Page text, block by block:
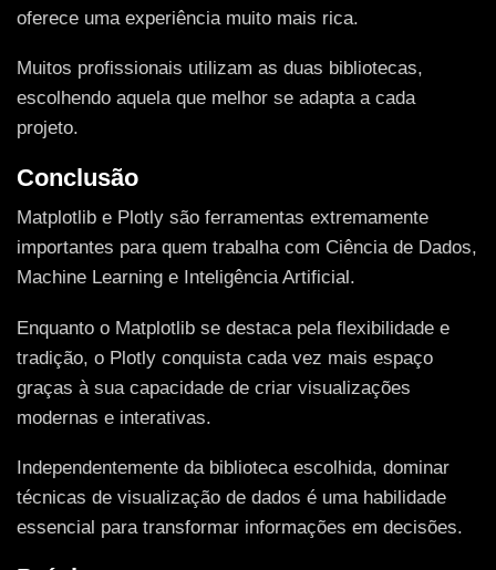
oferece uma experiência muito mais rica.
Muitos profissionais utilizam as duas bibliotecas,
escolhendo aquela que melhor se adapta a cada
projeto.
Conclusão
Matplotlib e Plotly são ferramentas extremamente
importantes para quem trabalha com Ciência de Dados,
Machine Learning e Inteligência Artificial.
Enquanto o Matplotlib se destaca pela flexibilidade e
tradição, o Plotly conquista cada vez mais espaço
graças à sua capacidade de criar visualizações
modernas e interativas.
Independentemente da biblioteca escolhida, dominar
técnicas de visualização de dados é uma habilidade
essencial para transformar informações em decisões.